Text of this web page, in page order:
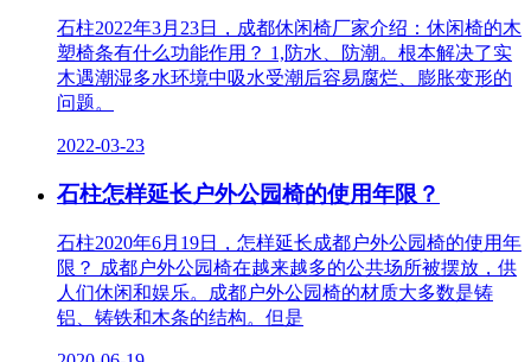
石柱2022年3月23日，成都休闲椅厂家介绍：休闲椅的木
塑椅条有什么功能作用？ 1,防水、防潮。根本解决了实
木遇潮湿多水环境中吸水受潮后容易腐烂、膨胀变形的
问题。
2022-03-23
石柱怎样延长户外公园椅的使用年限？
石柱2020年6月19日，怎样延长成都户外公园椅的使用年
限？ 成都户外公园椅在越来越多的公共场所被摆放，供
人们休闲和娱乐。成都户外公园椅的材质大多数是铸
铝、铸铁和木条的结构。但是